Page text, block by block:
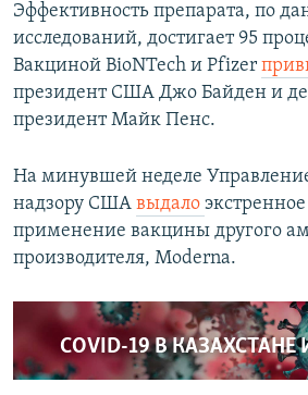
Эффективность препарата, по
исследований, достигает 95
Вакциной BioNTech и Pfizer
президент США Джо Байден и
президент Майк Пенс.
На минувшей неделе
надзору США выдало
применение вакцины другого
производителя, Moderna.
COVID-19 В